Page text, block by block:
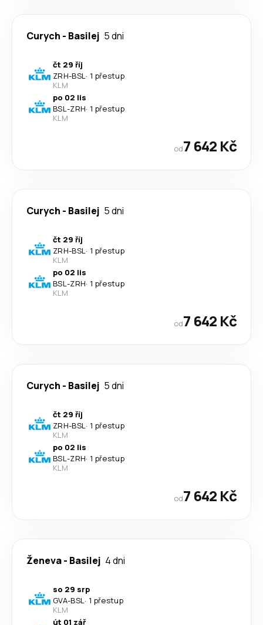
Curych - Basilej 5 dni
čt 29 říj
ZRH-BSL· 1 přestup
KLM
po 02 lis
BSL-ZRH· 1 přestup
KLM
od7 642 Kč
Curych - Basilej 5 dni
čt 29 říj
ZRH-BSL· 1 přestup
KLM
po 02 lis
BSL-ZRH· 1 přestup
KLM
od7 642 Kč
Curych - Basilej 5 dni
čt 29 říj
ZRH-BSL· 1 přestup
KLM
po 02 lis
BSL-ZRH· 1 přestup
KLM
od7 642 Kč
Ženeva- Basilej 4 dni
so 29 srp
GVA-BSL· 1 přestup
KLM
út 01 zář